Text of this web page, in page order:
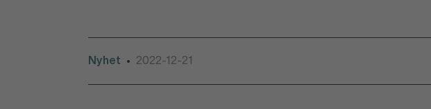
Nyhet • 2022-12-21